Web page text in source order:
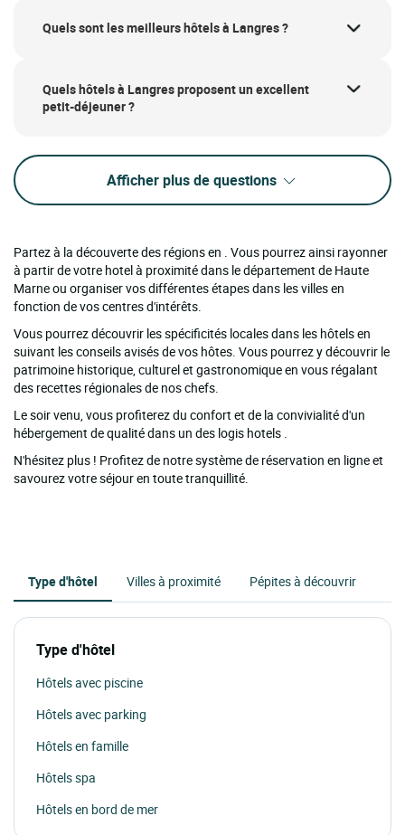
Quels sont les meilleurs hôtels à Langres ?
Quels hôtels à Langres proposent un excellent
petit-déjeuner ?
Afficher plus de questions
Partez à la découverte des régions en . Vous pourrez ainsi rayonner
à partir de votre hotel à proximité dans le département de Haute
Marne ou organiser vos différentes étapes dans les villes en
fonction de vos centres d'intérêts.
Vous pourrez découvrir les spécificités locales dans les hôtels en
suivant les conseils avisés de vos hôtes. Vous pourrez y découvrir le
patrimoine historique, culturel et gastronomique en vous régalant
des recettes régionales de nos chefs.
Le soir venu, vous profiterez du confort et de la convivialité d'un
hébergement de qualité dans un des logis hotels .
N'hésitez plus ! Profitez de notre système de réservation en ligne et
savourez votre séjour en toute tranquillité.
Type d'hôtel Villes à proximité Pépites à découvrir
Type d'hôtel
Hôtels avec piscine
Hôtels avec parking
Hôtels en famille
Hôtels spa
Hôtels en bord de mer